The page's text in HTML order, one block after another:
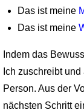
Das ist meine
Das ist meine
Indem das
Ich zuschreibt
Person. Aus der
nächsten Schritt